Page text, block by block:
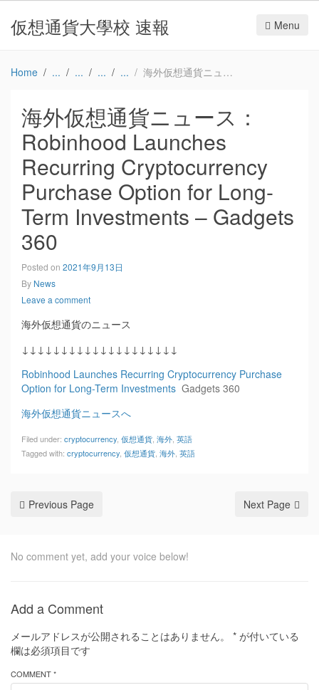
仮想通貨大學校 速報 Menu
Home 海外仮想通貨ニュース：Robinhood Launches Recurring Cryptocurrency Purchase Option for Long-Term Investments – Gadgets 360
海外仮想通貨ニュース：
Robinhood Launches
Recurring Cryptocurrency
Purchase Option for Long-
Term Investments – Gadgets
360
Posted on 2021年9月13日
By News
Leave a comment
海外仮想通貨のニュース
↓↓↓↓↓↓↓↓↓↓↓↓↓↓↓↓↓↓↓↓
Robinhood Launches Recurring Cryptocurrency Purchase
Option for Long-Term Investments Gadgets 360
海外仮想通貨ニュースへ
Filed under: cryptocurrency 仮想通貨 海外 英語
Tagged with: cryptocurrency 仮想通貨 海外 英語
Previous Page Next Page
No comment yet, add your voice below!
Add a Comment
メールアドレスが公開されることはありません。 * が付いている
欄は必須項目です
COMMENT *